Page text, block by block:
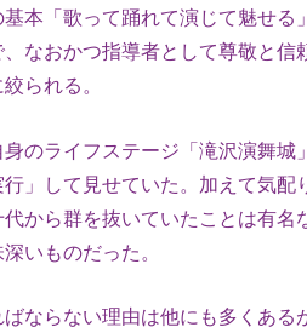
本「歌って踊れて演じて魅せる
なおかつ指導者として尊敬と
られる。
のライフステージ「滝沢演舞城
」して見せていた。加えて気
から群を抜いていたことは有
いものだった。
ならない理由は他にも多くある